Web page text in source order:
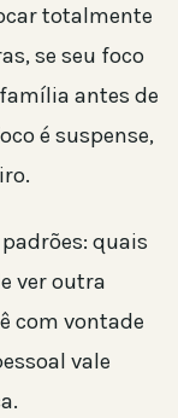
totalmente
se seu foco
antes de
é suspense,
quais
ver outra
com vontade
vale